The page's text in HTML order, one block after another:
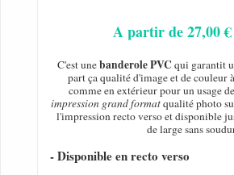
A partir de 27,00
C'est unebanderole PVC qui garantit
part ça qualité d'image et de couleur
comme en extérieur pour un usage
impression grand formatqualité photo
l'impression recto verso et disponible
de large sans
- Disponible en recto verso